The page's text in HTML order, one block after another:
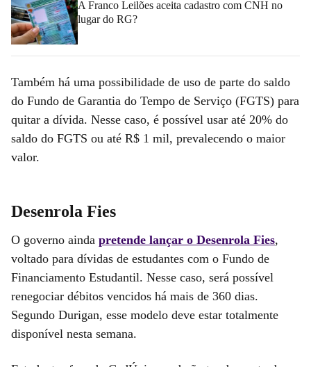
A Franco Leilões aceita cadastro com CNH no
lugar do RG?
Também há uma possibilidade de uso de parte do saldo
do Fundo de Garantia do Tempo de Serviço (FGTS) para
quitar a dívida. Nesse caso, é possível usar até 20% do
saldo do FGTS ou até R$ 1 mil, prevalecendo o maior
valor.
Desenrola Fies
O governo ainda pretende lançar o Desenrola Fies,
voltado para dívidas de estudantes com o Fundo de
Financiamento Estudantil. Nesse caso, será possível
renegociar débitos vencidos há mais de 360 dias.
Segundo Durigan, esse modelo deve estar totalmente
disponível nesta semana.